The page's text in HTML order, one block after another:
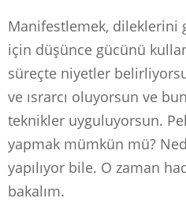
Manifestlemek, dileklerini
için düşünce gücünü
süreçte niyetler
ve ısrarcı oluyorsun ve
teknikler uyguluyorsun.
yapmak mümkün mü?
yapılıyor bile. O zaman
bakalım.